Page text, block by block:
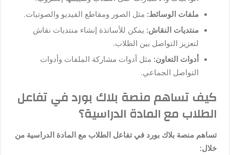
ملفات الوسائط: مثل الصور ومقاطع الفيديو والصوتيات.
منتديات النقاش: يمكن للأساتذة إنشاء منتديات نقاش
لتعزيز التواصل بين الطلاب.
أدوات التعاون: مثل أدوات مشاركة الملفات وأدوات
التواصل الجماعي.
كيف تساهم منصة بلاك بورد في تفاعل
الطلاب مع المادة الدراسية؟
تساهم منصة بلاك بورد في تفاعل الطلاب مع المادة الدراسية من
خلال: